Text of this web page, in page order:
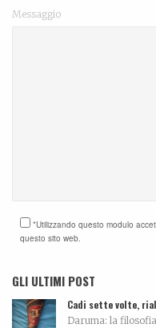
Messaggio
*Utilizzando questo modulo
questo sito web.
GLI ULTIMI POST
Cadi sette volte,
Daruma: la